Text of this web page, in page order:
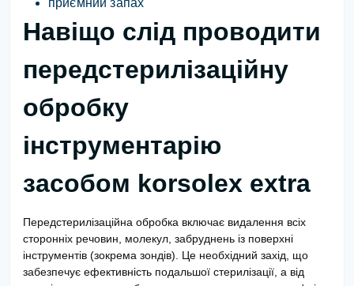
приємний запах
Навіщо слід проводити
передстерилізаційну
обробку
інструментарію
засобом korsolex extra
Передстерилізаційна обробка включає видалення всіх
сторонніх речовин, молекул, забруднень із поверхні
інструментів (зокрема зондів). Це необхідний захід, що
забезпечує ефективність подальшої стерилізації, а від